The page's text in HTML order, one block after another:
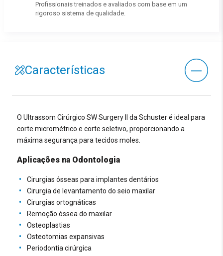
Cirurgias em otorrinolaringologia
Tecnologia
pastilhas cerâmicas com frequência de 36.000Hz
Tela colorida de 7 polegadas touch screen de alta
definição.
Possui circuito eletrônico com sintonia automática que
compensa o desgaste das pontas, garantindo assim
um trabalho em condições constantes de máxima
eficiência.
Caneta do ultrassom com luz de LED para melhor
visualização do campo de trabalho.
Peça de mão completa removível e autoclavável.
Corte micrométrico. Máxima precisão cirúrgica e
sensibilidade intra-operatória. Incisão cirúrgica mínima
de 3,5mm de comprimento e 0,5mm de largura.
Profissionais treinados e avaliados com base em um
rigoroso sistema de qualidade.
Características
O Ultrassom Cirúrgico SW Surgery II da Schuster é ideal para
corte micrométrico e corte seletivo, proporcionando a
máxima segurança para tecidos moles.
Aplicações na Odontologia
Cirurgias ósseas para implantes dentários
Cirurgia de levantamento do seio maxilar
Cirurgias ortognáticas
Remoção óssea do maxilar
Osteoplastias
Osteotomias expansivas
Periodontia cirúrgica